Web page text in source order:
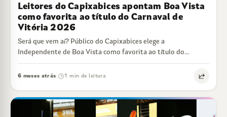
Leitores do Capixabices apontam Boa Vista
como favorita ao título do Carnaval de
Vitória 2026
Será que vem aí? Público do Capixabices elege a
Independente de Boa Vista como favorita ao título do
Carnaval de Vitória 2026.…
6 meses atrás 1 min de leitura